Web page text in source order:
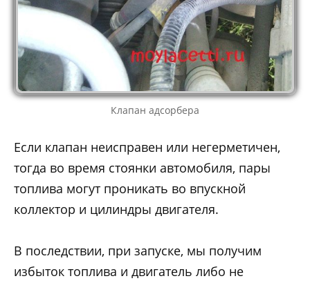
Клапан адсорбера
Если клапан неисправен или негерметичен,
тогда во время стоянки автомобиля, пары
топлива могут проникать во впускной
коллектор и цилиндры двигателя.
В последствии, при запуске, мы получим
избыток топлива и двигатель либо не